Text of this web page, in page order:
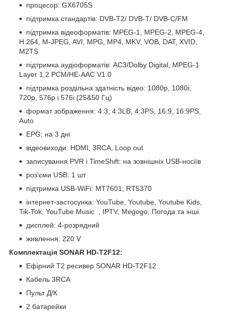
процесор: GX6705S
підтримка стандартів: DVB-T2/ DVB-T/ DVB-C/FM
підтримка відеоформатів: MPEG-1, MPEG-2, MPEG-4,
H.264, M-JPEG, AVI, MPG, MP4, MKV, VOB, DAT, XVID,
M2TS
підтримка аудіоформатів: АС3/Dolby Digital, MPEG-1
Layer 1,2 PCM/HE-AAC V1.0
підтримка роздільна здатність відео: 1080p, 1080i,
720p, 576p і 576i (25&50 Гц)
формат зображення: 4:3, 4:3LB, 4:3PS, 16:9, 16:9PS,
Auto
EPG: на 3 дні
відеовиходи: HDMI, 3RCA, Loop out
записування PVR і TimeShift: на зовнішніх USB-носіїв
роз'єми USB: 1 шт
підтримка USB-WiFi: MT7601; RT5370
інтернет-застосунка: YouTube, Youtube, Youtube Kids,
Tik-Tok, YouTube Music , IPTV, Megogo, Погода та інші
дисплей: 4-розрядний
живлення: 220 V
Комплектація SONAR HD-T2F12:
Ефірний Т2 ресивер SONAR HD-T2F12
Кабель 3RCA
Пульт Д/К
2 батарейки